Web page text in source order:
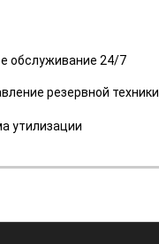
обслуживание 24/7
резервной техники
утилизации